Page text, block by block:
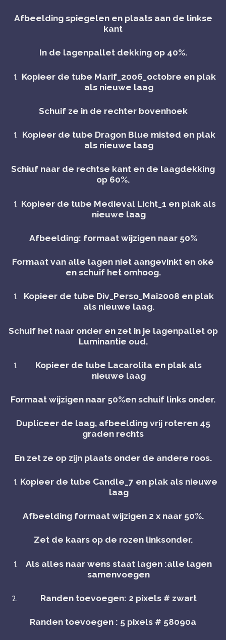
Afbeelding spiegelen en plaats aan de linkse
kant
In de lagenpallet dekking op 40%.
Kopieer de tube Marif_2006_octobre en plak
als nieuwe laag
Schuif ze in de rechter bovenhoek
Kopieer de tube Dragon Blue misted en plak
als nieuwe laag
Schiuf naar de rechtse kant en de laagdekking
op 60%.
Kopieer de tube Medieval Licht_1 en plak als
nieuwe laag
Afbeelding: formaat wijzigen naar 50%
Formaat van alle lagen niet aangevinkt en oké
en schuif het omhoog.
Kopieer de tube Div_Perso_Mai2008 en plak
als nieuwe laag.
Schuif het naar onder en zet in je lagenpallet op
Luminantie oud.
Kopieer de tube Lacarolita en plak als
nieuwe laag
Formaat wijzigen naar 50%en schuif links onder.
Dupliceer de laag, afbeelding vrij roteren 45
graden rechts
En zet ze op zijn plaats onder de andere roos.
Kopieer de tube Candle_7 en plak als nieuwe
laag
Afbeelding formaat wijzigen 2 x naar 50%.
Zet de kaars op de rozen linksonder.
Als alles naar wens staat lagen :alle lagen
samenvoegen
Randen toevoegen: 2 pixels # zwart
Randen toevoegen : 5 pixels # 58090a